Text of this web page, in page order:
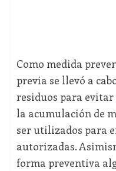
Como medida
previa se llevó a
residuos para evitar
la acumulación de
ser utilizados para
autorizadas.
forma preventiva